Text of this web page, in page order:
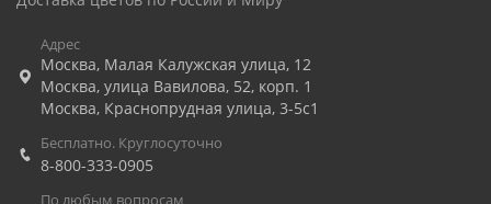
Адрес
Москва, Малая Калужская улица, 12
Москва, улица Вавилова, 52, корп. 1
Москва, Краснопрудная улица, 3-5с1
Бесплатно. Круглосуточно
8-800-333-0905
По любым вопросам